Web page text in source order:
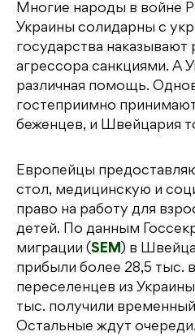
Многие народы в войне
Украины солидарны с
государства наказывают
агрессора санкциями. А
различная помощь.
гостеприимно
беженцев, и Швейцария
Европейцы
стол, медицинскую и
право на работу для
детей. По данным
миграции (SEM ) в
прибыли более 28,5 тыс.
переселенцев из
тыс. получили
Остальные ждут